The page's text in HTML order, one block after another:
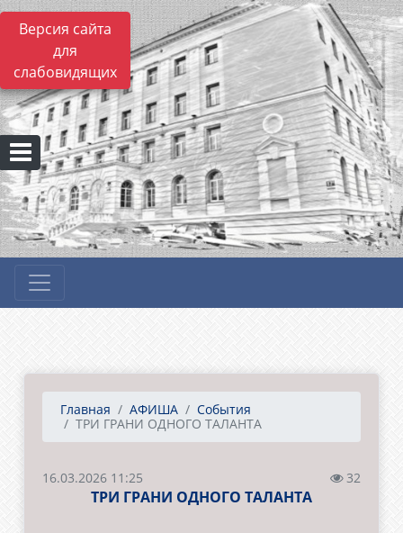
Версия сайта
для
слабовидящих
Главная АФИША
События
ТРИ ГРАНИ ОДНОГО ТАЛАНТА
16.03.2026 11:25 32
ТРИ ГРАНИ ОДНОГО ТАЛАНТА